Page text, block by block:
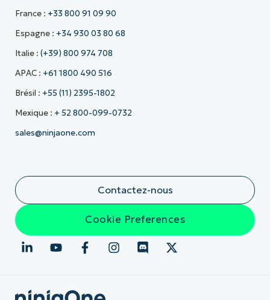
France : +33 800 91 09 90
Espagne : +34 930 03 80 68
Italie : (+39) 800 974 708
APAC : +61 1800 490 516
Brésil : +55 (11) 2395-1802
Mexique : + 52 800-099-0732
sales@ninjaone.com
Contactez-nous
Cookie Preferences